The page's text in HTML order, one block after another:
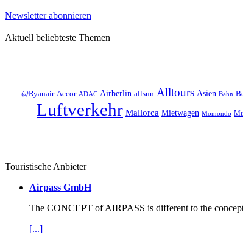
Newsletter abonnieren
Aktuell beliebteste Themen
@Ryanair Accor ADAC Airberlin allsun Alltours Asien Bahn
Luftverkehr Mallorca Mietwagen Momondo
Touristische Anbieter
Airpass GmbH
The CONCEPT of AIRPASS is different to the
[...]